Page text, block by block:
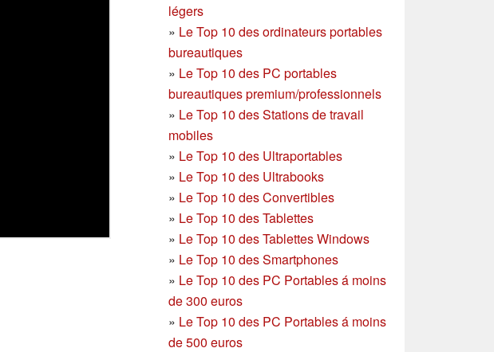
légers
» Le Top 10 des ordinateurs portables
bureautiques
» Le Top 10 des PC portables
bureautiques premium/professionnels
» Le Top 10 des Stations de travail
mobiles
» Le Top 10 des Ultraportables
» Le Top 10 des Ultrabooks
» Le Top 10 des Convertibles
» Le Top 10 des Tablettes
» Le Top 10 des Tablettes Windows
» Le Top 10 des Smartphones
» Le Top 10 des PC Portables á moins
de 300 euros
» Le Top 10 des PC Portables á moins
de 500 euros